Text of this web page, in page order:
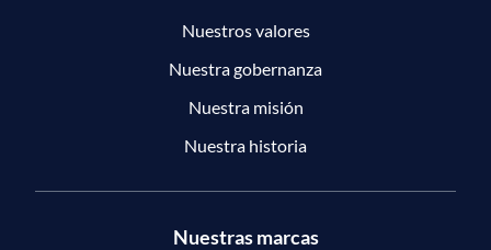
Nuestros valores
Nuestra gobernanza
Nuestra misión
Nuestra historia
Nuestras marcas